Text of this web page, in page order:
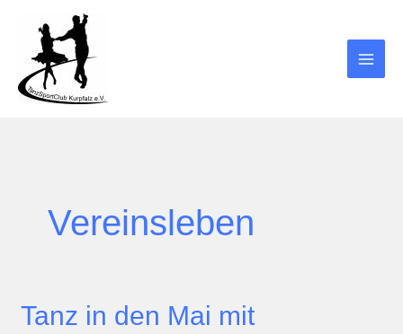
springen
Vereinsleben
Tanz in den Mai mit